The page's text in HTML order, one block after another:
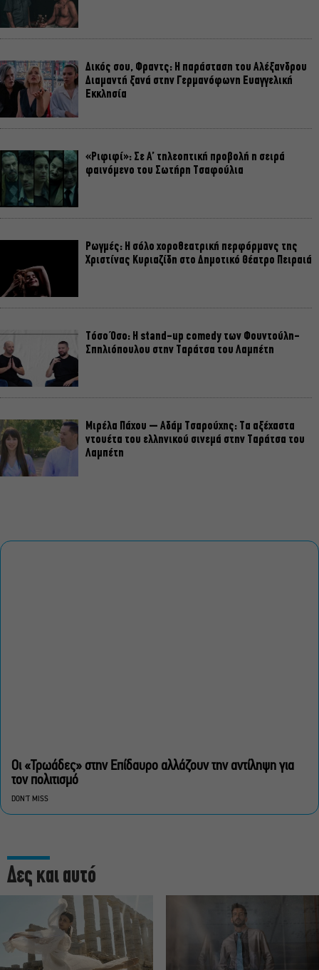
Δικός σου, Φραντς: Η παράσταση του Αλέξανδρου
Διαμαντή ξανά στην Γερμανόφωνη Ευαγγελική
Εκκλησία
«Ριφιφί»: Σε Α’ τηλεοπτική προβολή η σειρά
φαινόμενο του Σωτήρη Τσαφούλια
Ρωγμές: Η σόλο χοροθεατρική περφόρμανς της
Χριστίνας Κυριαζίδη στο Δημοτικό Θέατρο Πειραιά
Τόσο Όσο: Η stand-up comedy των Φουντούλη-
Σπηλιόπουλου στην Ταράτσα του Λαμπέτη
Μιρέλα Πάχου – Αδάμ Τσαρούχης: Τα αξέχαστα
ντουέτα του ελληνικού σινεμά στην Ταράτσα του
Λαμπέτη
Οι «Τρωάδες» στην Επίδαυρο αλλάζουν την αντίληψη για
τον πολιτισμό
DON'T MISS
Δες και αυτό